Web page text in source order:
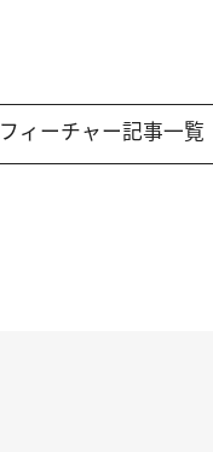
フィーチャー記事一覧